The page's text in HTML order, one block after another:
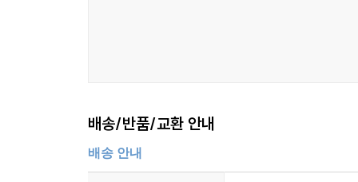
배송/반품/교환 안내
배송 안내